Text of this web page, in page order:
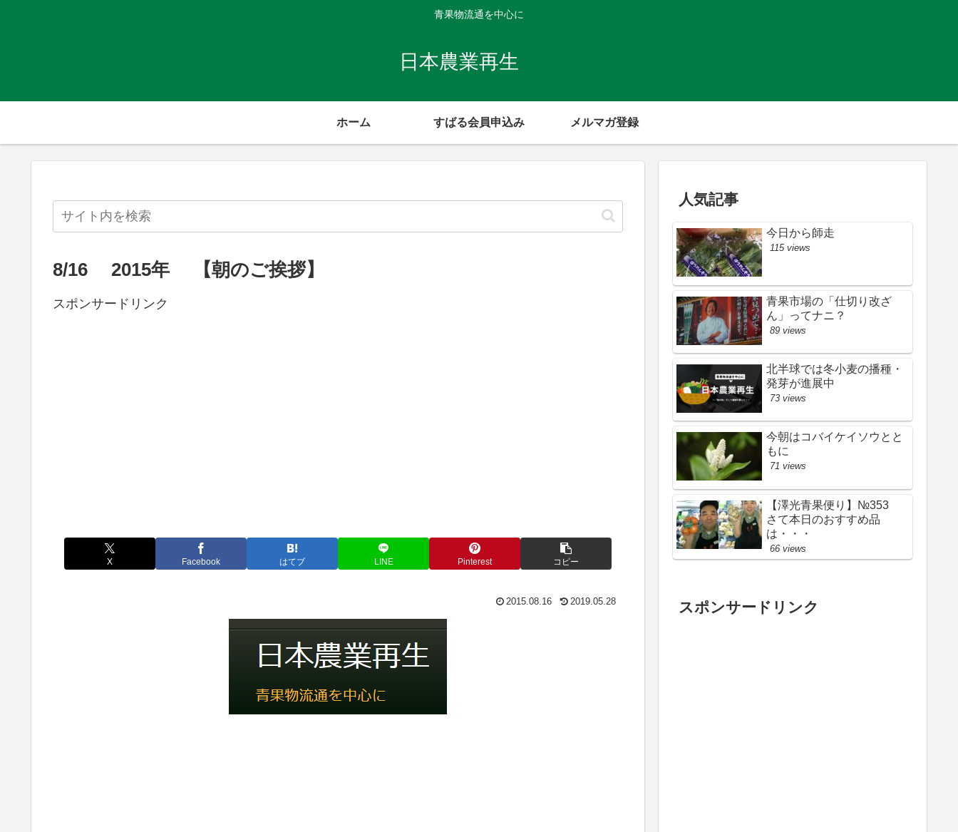
青果物流通を中心に
日本農業再生
ホーム すばる会員申込み メルマガ登録
8/16 2015年 【朝のご挨拶】
スポンサードリンク
X Facebook はてブ LINE Pinterest コピー
2015.08.16 2019.05.28
人気記事
今日から師走
115 views
青果市場の「仕切り改ざ
ん」ってナニ？
89 views
北半球では冬小麦の播種・
発芽が進展中
73 views
今朝はコバイケイソウとと
もに
71 views
【澤光青果便り】№353
さて本日のおすすめ品
は・・・
66 views
スポンサードリンク